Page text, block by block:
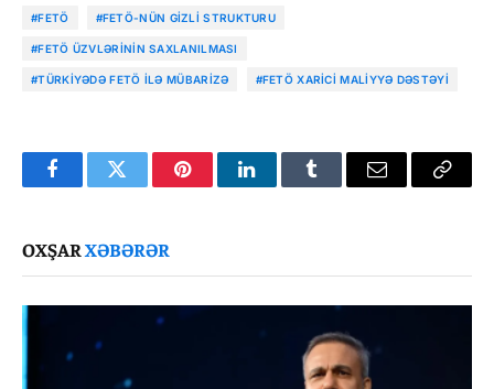
#FETÖ #FETÖ-NÜN GIZLI STRUKTURU
#FETÖ ÜZVLƏRININ SAXLANILMASI
#TÜRKIYƏDƏ FETÖ ILƏ MÜBARIZƏ #FETÖ XARICI MALIYYƏ DƏSTƏYI
FacebookTwitter PinterestLinkedInTumblr Email
Copy
OXŞARXƏBƏRƏR